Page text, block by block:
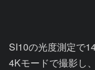
SI10の光度測定で
4Kモードで撮影し